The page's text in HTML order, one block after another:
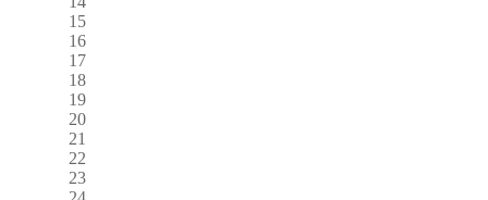
15
16
17
18
19
20
21
22
23